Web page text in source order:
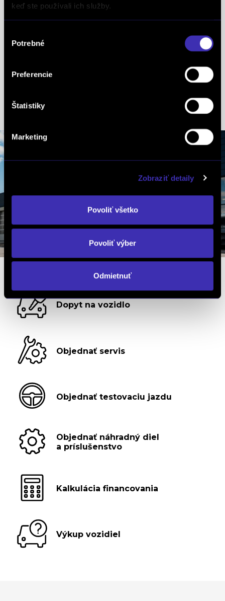
keď ste používali ich služby.
súhlasu
Potrebné
Preferencie
Štatistiky
Marketing
Zobraziť detaily
Povoliť všetko
Povoliť výber
Odmietnuť
Dopyt na vozidlo
Objednať servis
Objednať testovaciu jazdu
Objednať náhradný diel
a príslušenstvo
Kalkulácia financovania
Výkup vozidiel